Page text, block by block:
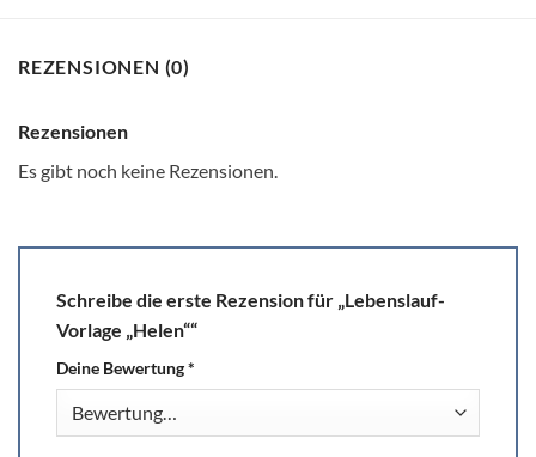
REZENSIONEN (0)
Rezensionen
Es gibt noch keine Rezensionen.
Schreibe die erste Rezension für „Lebenslauf-
Vorlage „Helen““
Deine Bewertung*